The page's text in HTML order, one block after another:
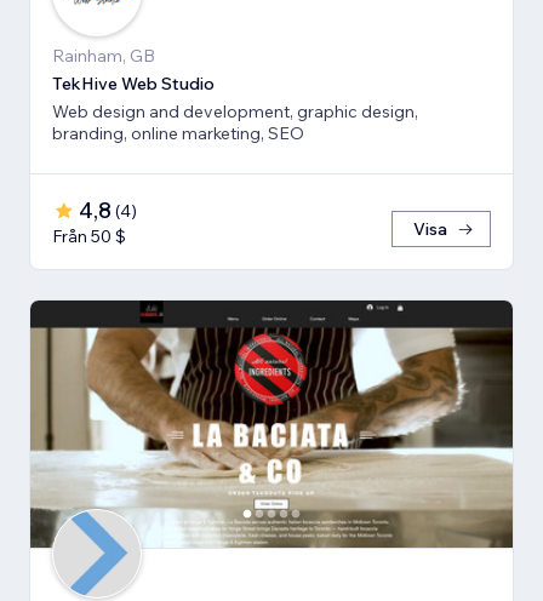
Rainham, GB
TekHive Web Studio
Web design and development, graphic design,
branding, online marketing, SEO
4,8 (4)
Från 50 $
Visa